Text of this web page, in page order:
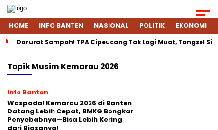
HOME INFO BANTEN NASIONAL POLITIK EKONOMI
Darurat Sampah! TPA Cipeucang Tak Lagi Muat, Tangsel
TopikMusim Kemarau 2026
Info Banten
Waspada! Kemarau 2026 di Banten
Datang Lebih Cepat, BMKG Bongkar
Penyebabnya—Bisa Lebih Kering
dari Biasanya!